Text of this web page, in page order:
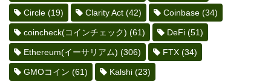
Circle (19) Clarity Act (42) Coinbase (34)
coincheck(コインチェック) (61) DeFi (51)
Ethereum(イーサリアム) (306) FTX (34)
GMOコイン (61) Kalshi (23)